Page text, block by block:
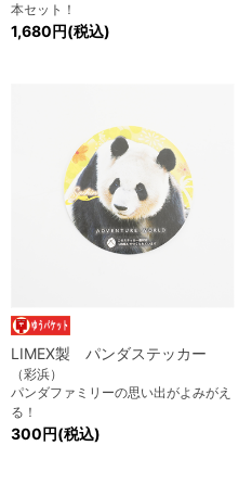
本セット！
1,680円(税込)
LIMEX製 パンダステッカー
（彩浜）
パンダファミリーの思い出がよみがえ
る！
300円(税込)